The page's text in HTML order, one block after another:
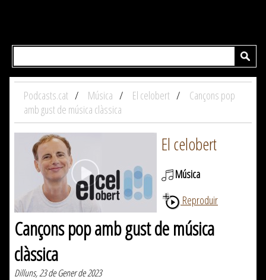
Podcasts.cat Música El celobert
Cançons pop
amb gust de música clàssica
El celobert
Música
Reproduir
Cançons pop amb gust de música
clàssica
Dilluns, 23 de Gener de 2023